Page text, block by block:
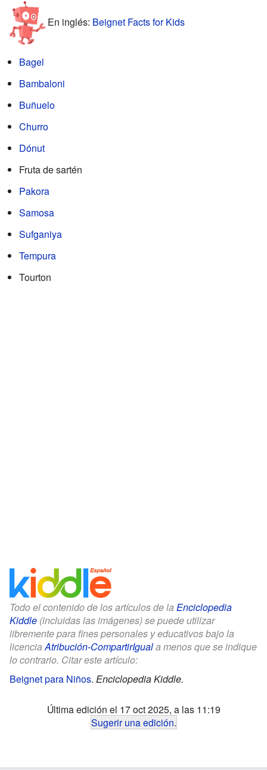
En inglés: Beignet Facts for Kids
Bagel
Bambaloni
Buñuelo
Churro
Dónut
Fruta de sartén
Pakora
Samosa
Sufganiya
Tempura
Tourton
Todo el contenido de los artículos de la Enciclopedia
Kiddle (incluidas las imágenes) se puede utilizar
libremente para fines personales y educativos bajo la
licenciaAtribución-CompartirIguala menos que se indique
lo contrario. Citar este artículo:
Beignet para Niños. Enciclopedia Kiddle.
Última edición el 17 oct 2025, a las 11:19
Sugerir una edición.